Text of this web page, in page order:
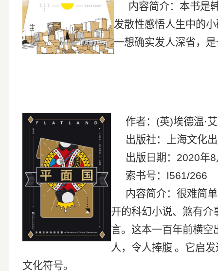
内容简介：本书是
发散性感悟人生中的
一想确实发人深省，
作者： (英)埃德温·
出版社：上海文化
出版日期： 2020年8
索书号： I561/266
内容简介：很难简
开的科幻小说、煞有介
言。这本一百年前横空
人，令人捧腹 。它启
文化符号。